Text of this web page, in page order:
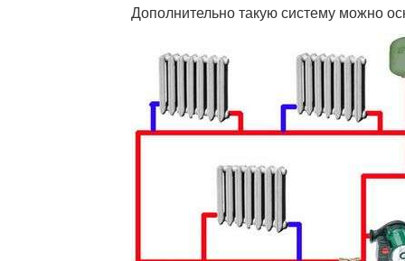
Дополнительно такую систему можно